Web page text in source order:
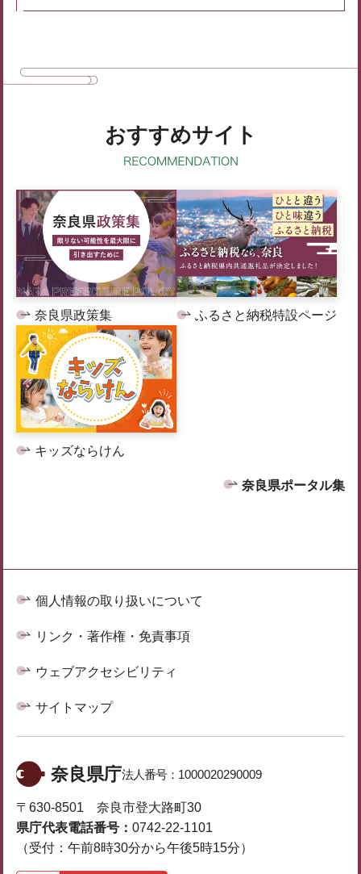
おすすめサイト
奈良県政策集 ふるさと納税特設ページ
キッズならけん
奈良県ポータル集
個人情報の取り扱いについて
リンク・著作権・免責事項
ウェブアクセシビリティ
サイトマップ
奈良県庁法人番号： 1000020290009
〒630-8501 奈良市登大路町30
県庁代表電話番号： 0742-22-1101
（受付：午前8時30分から午後5時15分）